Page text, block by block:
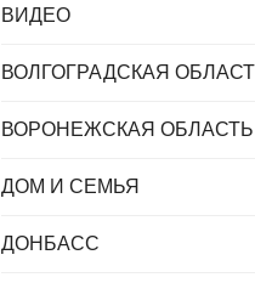
ВИДЕО
ВОЛГОГРАДСКАЯ
ВОРОНЕЖСКАЯ ОБЛАСТЬ
ДОМ И СЕМЬЯ
ДОНБАСС